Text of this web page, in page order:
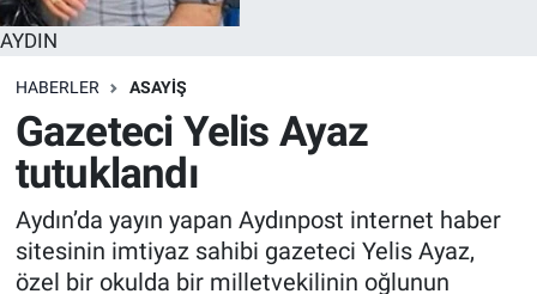
AYDIN
HABERLER ASAYİŞ
Gazeteci Yelis Ayaz
tutuklandı
Aydın’da yayın yapan Aydınpost internet haber
sitesinin imtiyaz sahibi gazeteci Yelis Ayaz,
özel bir okulda bir milletvekilinin oğlunun